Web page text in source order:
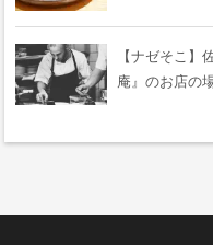
【ナゼそこ】
庵』のお店の